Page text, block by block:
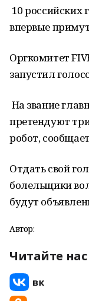
10 российских
впервые
Оргкомитет
запустил
На звание
претендуют
робот,
Отдать свой
болельщики
будут
Автор:
Читайте нас